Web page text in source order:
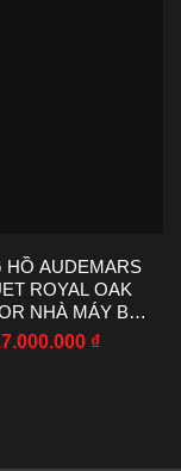
HỒ AUDEMARS
ROYAL OAK
NHÀ MÁY BF
TÁC 41MM
₫